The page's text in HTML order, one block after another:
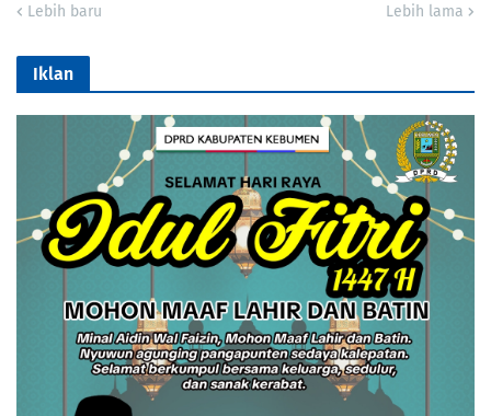
Lebih baru Lebih lama
Iklan